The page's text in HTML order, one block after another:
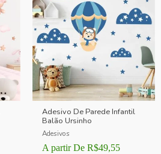
Adesivo De Parede Infantil
Balão Ursinho
Adesivos
A partir De R$49,55